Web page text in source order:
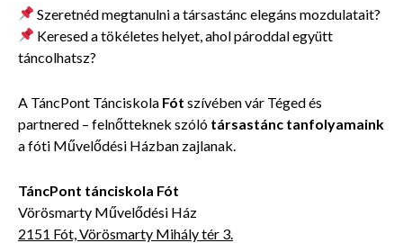
Szeretnéd megtanulni a társastánc elegáns mozdulatait?
Keresed a tökéletes helyet, ahol pároddal együtt
táncolhatsz?
A TáncPont Tánciskola Fót szívében vár Téged és
partnered – felnőtteknek szóló társastánc tanfolyamaink
a fóti Művelődési Házban zajlanak.
TáncPont tánciskola Fót
Vörösmarty Művelődési Ház
2151 Fót, Vörösmarty Mihály tér 3.